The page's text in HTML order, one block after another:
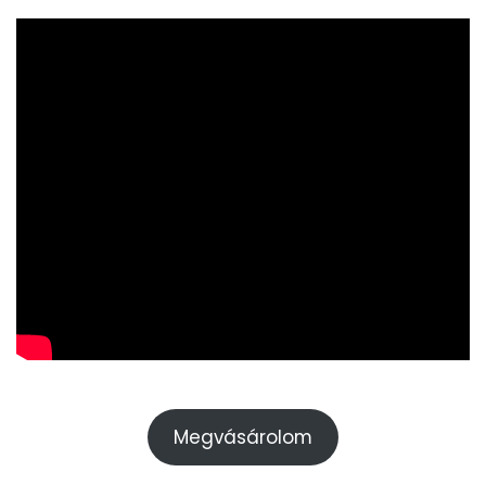
Megvásárolom